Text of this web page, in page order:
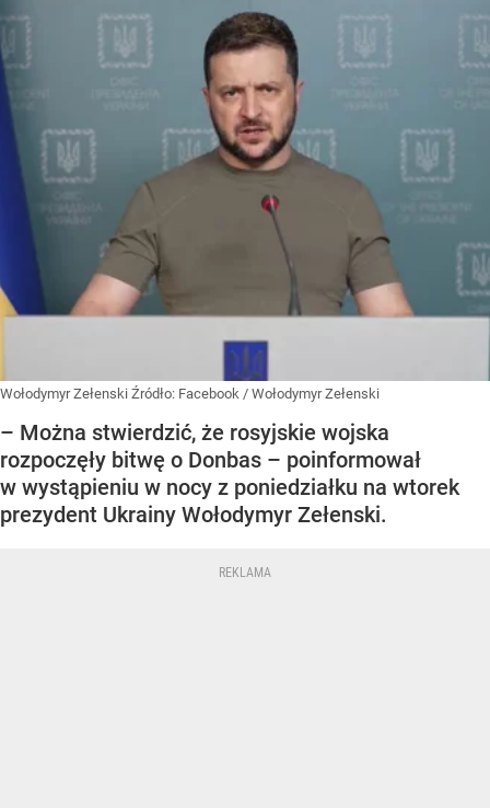
Wołodymyr Zełenski Źródło: Facebook / Wołodymyr Zełenski
– Można stwierdzić, że rosyjskie wojska
rozpoczęły bitwę o Donbas – poinformował
w wystąpieniu w nocy z poniedziałku na wtorek
prezydent Ukrainy Wołodymyr Zełenski.